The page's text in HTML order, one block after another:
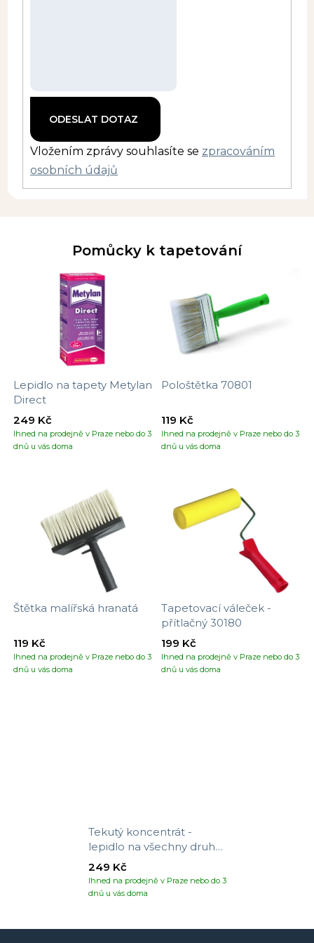
Vložením zprávy souhlasíte se zpracováním
osobních údajů
Pomůcky k tapetování
Lepidlo na tapety Metylan
Direct
Ihned na prodejně v Praze nebo do 3
dnů u vás doma
249 Kč
Pološtětka 70801
Ihned na prodejně v Praze nebo do 3
dnů u vás doma
119 Kč
Štětka malířská hranatá
Ihned na prodejně v Praze nebo do 3
dnů u vás doma
119 Kč
Tapetovací váleček -
přítlačný 30180
Ihned na prodejně v Praze nebo do 3
dnů u vás doma
199 Kč
Tekutý koncentrát -
lepidlo na všechny druhy
tapet
Ihned na prodejně v Praze nebo do 3
dnů u vás doma
249 Kč